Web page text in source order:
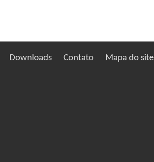
Downloads Contato Mapa do site